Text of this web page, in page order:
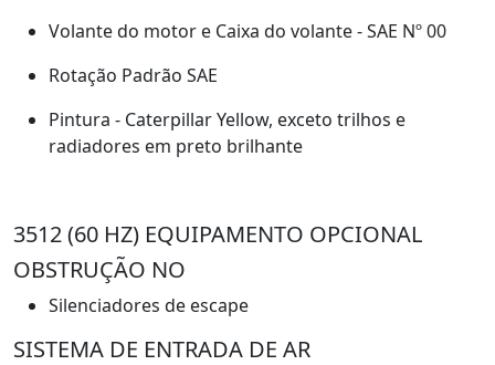
Volante do motor e Caixa do volante - SAE Nº 00
Rotação Padrão SAE
Pintura - Caterpillar Yellow, exceto trilhos e
radiadores em preto brilhante
3512 (60 HZ) EQUIPAMENTO OPCIONAL
OBSTRUÇÃO NO
Silenciadores de escape
SISTEMA DE ENTRADA DE AR